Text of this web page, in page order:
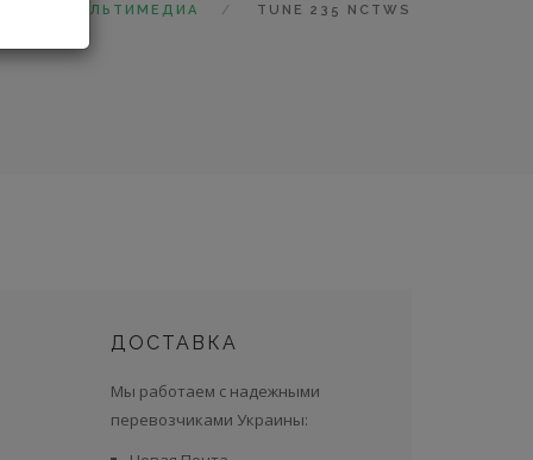
МУЛЬТИМЕДИА TUNE 235 NCTWS
ДОСТАВКА
Мы работаем с надежными
перевозчиками Украины: